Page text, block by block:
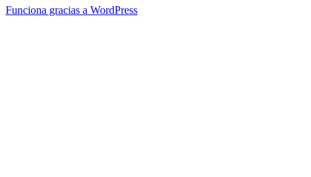
Funciona gracias a WordPress